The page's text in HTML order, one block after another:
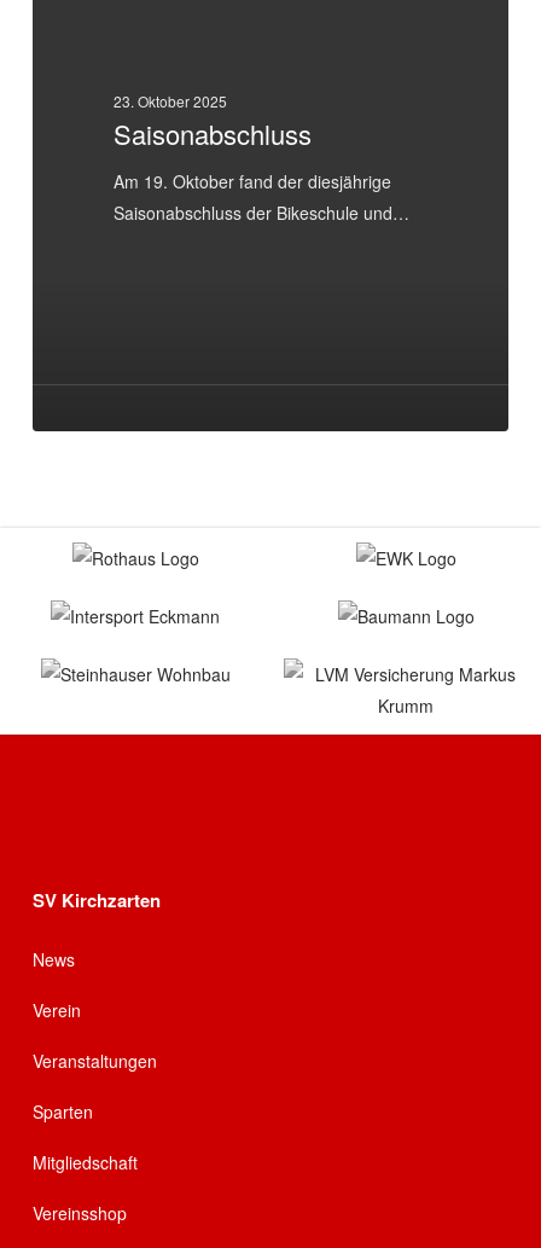
23. Oktober 2025
Saisonabschluss
Am 19. Oktober fand der diesjährige
Saisonabschluss der Bikeschule und…
SV Kirchzarten
News
Verein
Veranstaltungen
Sparten
Mitgliedschaft
Vereinsshop